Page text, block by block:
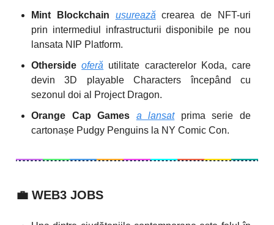
Mint Blockchain
ușurează crearea de NFT-uri
prin intermediul infrastructurii disponibile pe nou
lansata NIP Platform.
Otherside oferă utilitate caracterelor Koda, care
devin 3D playable Characters începând cu
sezonul doi al Project Dragon.
Orange Cap Games a lansatprima serie de
cartonașe Pudgy Penguins la NY Comic Con.
💼 WEB3 JOBS